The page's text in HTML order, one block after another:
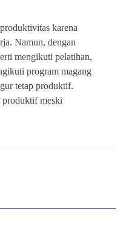
karena
Namun, dengan
mengikuti pelatihan,
program magang
tetap produktif.
produktif meski